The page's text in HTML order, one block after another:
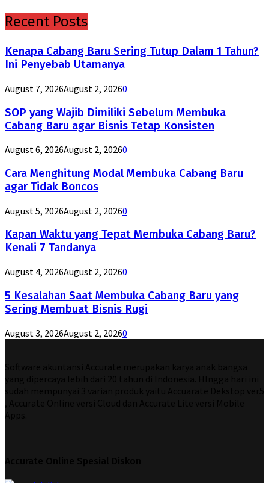
Recent Posts
Kenapa Cabang Baru Sering Tutup Dalam 1 Tahun?
Ini Penyebab Utamanya
August 7, 2026August 2, 20260
SOP yang Wajib Dimiliki Sebelum Membuka
Cabang Baru agar Bisnis Tetap Konsisten
August 6, 2026August 2, 20260
Cara Menghitung Modal Membuka Cabang Baru
agar Tidak Boncos
August 5, 2026August 2, 20260
Kapan Waktu yang Tepat Membuka Cabang Baru?
Kenali 7 Tandanya
August 4, 2026August 2, 20260
5 Kesalahan Saat Membuka Cabang Baru yang
Sering Membuat Bisnis Rugi
August 3, 2026August 2, 20260